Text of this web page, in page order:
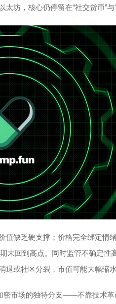
坊，核心仍停留在“社交货币”与“
缺乏硬支撑；价格完全绑定情
未回到高点。同时监管不确定性
或社区分裂，市值可能大幅缩水
密市场的独特分支——不靠技术